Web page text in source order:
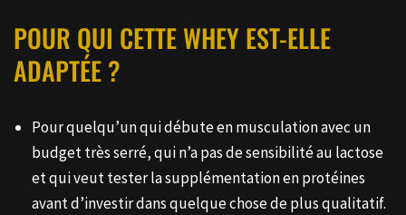
POUR QUI CETTE WHEY EST-ELLE
ADAPTÉE ?
Pour quelqu’un qui débute en musculation avec un
budget très serré, qui n’a pas de sensibilité au lactose
et qui veut tester la supplémentation en protéines
avant d’investir dans quelque chose de plus qualitatif.